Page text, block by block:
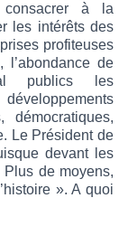
consacrer à la
les intérêts des
profiteuses
de
publics les
démocratiques,
Le Président de
devant les
Plus de moyens,
». A quoi